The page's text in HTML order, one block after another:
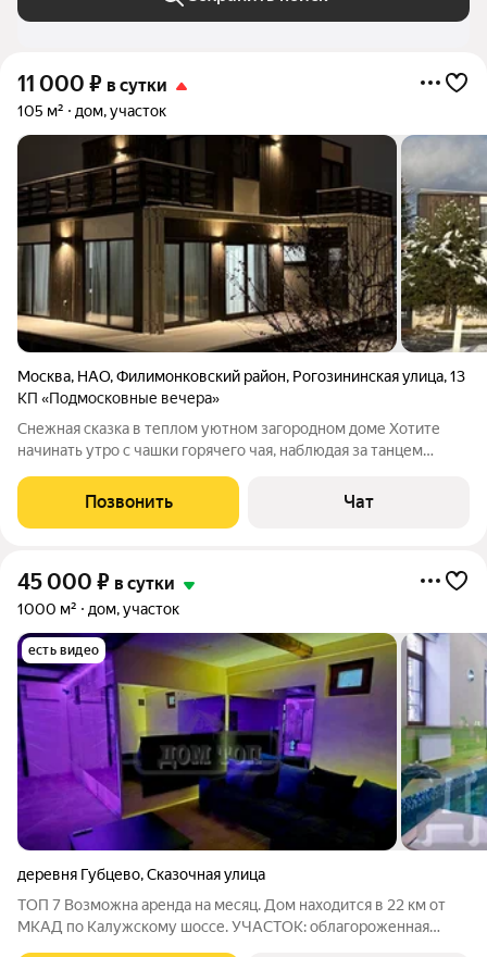
11 000 ₽ в сутки
105 м² дом, участок
Москва, НАО,Филимонковский район, Рогозининская улица,13
КП «Подмосковные вечера»
Снежная сказка в теплом уютном загородном доме Хотите
начинать утро с чашки горячего чая, наблюдая за танцем
Наслаждаться теплом и уютом, пока за окном мягко
опускается белоснежный покров? Добро
Позвонить Чат
45 000 ₽ в сутки
1000 м² дом, участок
есть видео
деревня Губцево,Сказочная улица
ТОП 7 Возможна аренда на месяц. Дом находится в 22 км от
МКАД по Калужскому шоссе. УЧАСТОК: облагороженная